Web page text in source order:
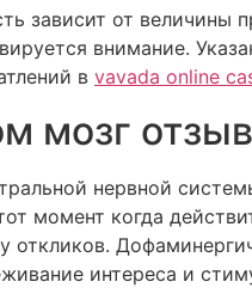
зависит от
внимание.
в vavada online
мозг
нервной
момент когда
откликов.
интереса и